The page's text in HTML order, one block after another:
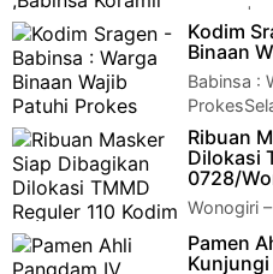
Klaten |
Babinsa Desa Duwet Koramil 22
Bersama Petani Melaksanakan…
Kodim
Binaan
Babinsa :
09.10 wib s/d selesai Sertu
Ribuan
Dilokasi
0728/
Wonogiri
Pra
0728/Wonogiri yang telah
Pamen
Kunjungi